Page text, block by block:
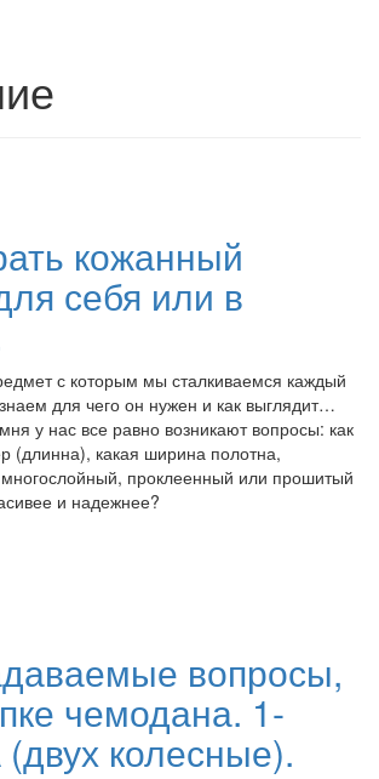
кожанный
себя или в
с которым мы сталкиваемся каждый
для чего он нужен и как выглядит…
у нас все равно возникают вопросы: как
(длинна), какая ширина полотна,
проклеенный или прошитый
и надежнее?
вопросы,
чемодана. 1-
колесные).